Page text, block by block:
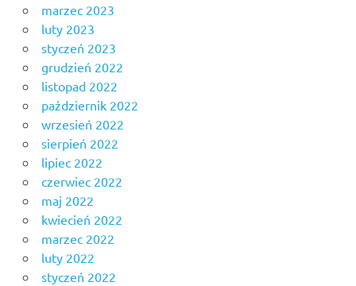
marzec 2023
luty 2023
styczeń 2023
grudzień 2022
listopad 2022
październik 2022
wrzesień 2022
sierpień 2022
lipiec 2022
czerwiec 2022
maj 2022
kwiecień 2022
marzec 2022
luty 2022
styczeń 2022